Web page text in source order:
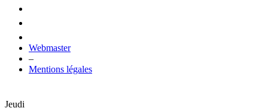
Webmaster
–
Mentions légales
Jeudi